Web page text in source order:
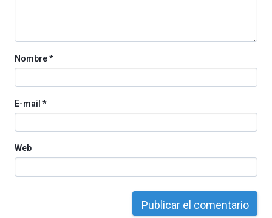
Nombre*
E-mail *
Web